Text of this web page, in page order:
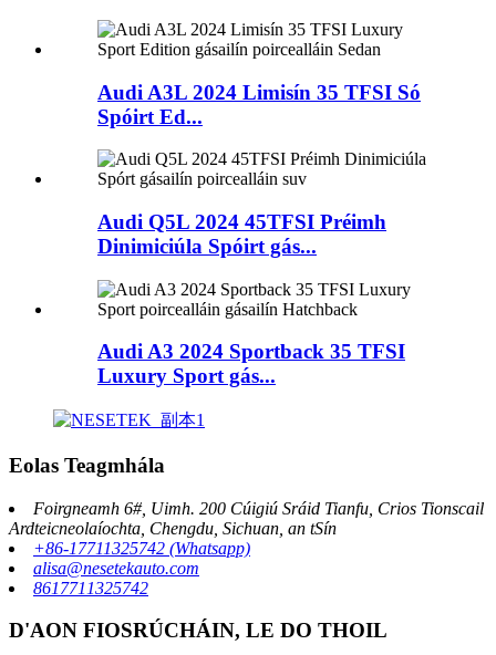
Audi A3L 2024 Limisín 35 TFSI Só
Spóirt Ed...
Audi Q5L 2024 45TFSI Préimh
Dinimiciúla Spóirt gás...
Audi A3 2024 Sportback 35 TFSI
Luxury Sport gás...
Eolas Teagmhála
Foirgneamh 6#, Uimh. 200 Cúigiú Sráid Tianfu, Crios Tionscail
Ardteicneolaíochta, Chengdu, Sichuan, an tSín
+86-17711325742 (Whatsapp)
alisa@nesetekauto.com
8617711325742
D'AON FIOSRÚCHÁIN, LE DO THOIL